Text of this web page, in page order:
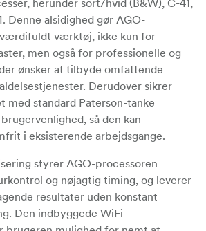
herunder sort/hvid (B&W), C-41,
Denne alsidighed gør AGO-
værktøj, ikke kun for
men også for professionelle og
ønsker at tilbyde omfattende
Derudover sikrer
med standard Paterson-tanke
så den kan
i eksisterende arbejdsgange.
styrer AGO-processoren
og nøjagtig timing, og leverer
resultater uden konstant
Den indbyggede WiFi-